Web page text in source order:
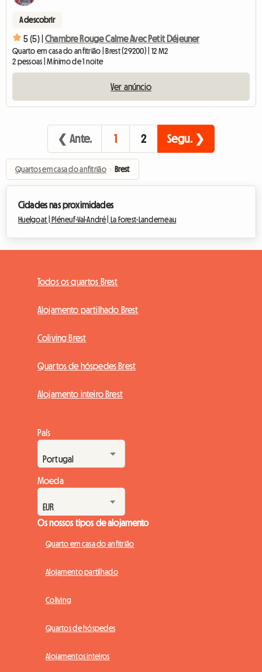
A descobrir
5 (5) | Chambre Rouge Calme Avec Petit Déjeuner
Quarto em casa do anfitrião | Brest (29200) | 12 M2
2 pessoas | Mínimo de 1 noite
Ver anúncio
❮ Ante. 1 2 Segu. ❯
Quartos em casa do anfitrião › Brest
Cidades nas proximidades
Huelgoat | Pléneuf-Val-André | La Forest-Landerneau
Todos os quartos Brest
Alojamento partilhado Brest
Coliving Brest
Quartos de hóspedes Brest
Alojamento inteiro Brest
País
Moeda
Os nossos tipos de alojamento
Quarto em casa do anfitrião
Alojamento partilhado
Coliving
Quartos de hóspedes
Alojamentos inteiros